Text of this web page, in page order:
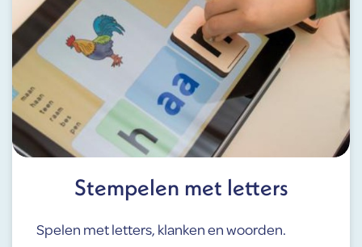
Stempelen met letters
Spelen met letters, klanken en woorden.